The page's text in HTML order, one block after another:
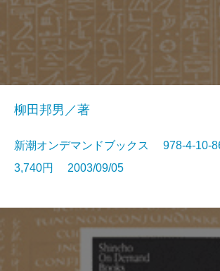
柳田邦男／著
新潮オンデマンドブックス 978-4-10-
3,740円 2003/09/05